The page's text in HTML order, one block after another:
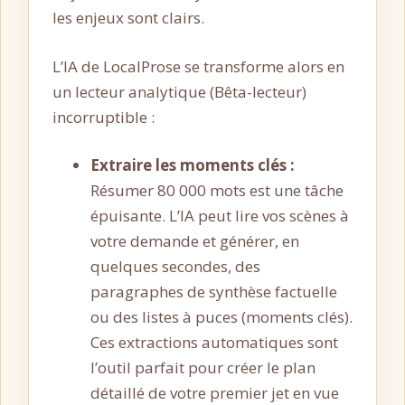
les enjeux sont clairs.
L’IA de LocalProse se transforme alors en
un lecteur analytique (Bêta-lecteur)
incorruptible :
Extraire les moments clés :
Résumer 80 000 mots est une tâche
épuisante. L’IA peut lire vos scènes à
votre demande et générer, en
quelques secondes, des
paragraphes de synthèse factuelle
ou des listes à puces (moments clés).
Ces extractions automatiques sont
l’outil parfait pour créer le plan
détaillé de votre premier jet en vue